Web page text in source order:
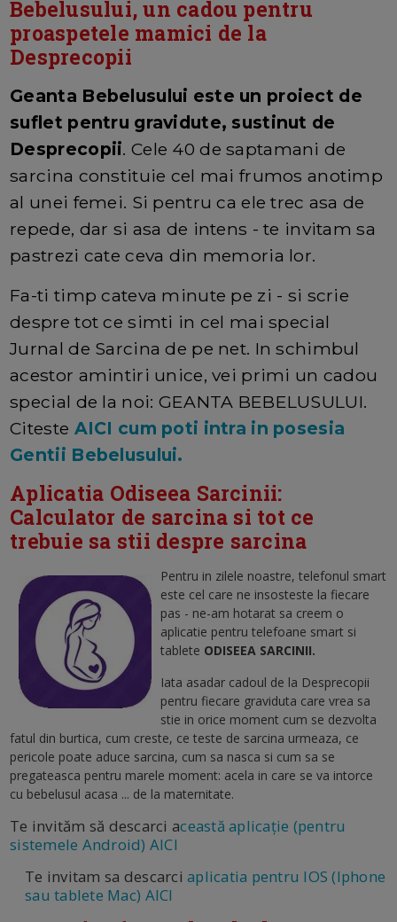
Bebelusului, un cadou pentru
proaspetele mamici de la
Desprecopii
Geanta Bebelusului este un proiect de
suflet pentru gravidute, sustinut de
Desprecopii. Cele 40 de saptamani de
sarcina constituie cel mai frumos anotimp
al unei femei. Si pentru ca ele trec asa de
repede, dar si asa de intens - te invitam sa
pastrezi cate ceva din memoria lor.
Fa-ti timp cateva minute pe zi - si scrie
despre tot ce simti in cel mai special
Jurnal de Sarcina de pe net. In schimbul
acestor amintiri unice, vei primi un cadou
special de la noi: GEANTA BEBELUSULUI.
Citeste AICI cum poti intra in posesia
Gentii Bebelusului.
Aplicatia Odiseea Sarcinii:
Calculator de sarcina si tot ce
trebuie sa stii despre sarcina
Pentru in zilele noastre, telefonul smart
este cel care ne insosteste la fiecare
pas - ne-am hotarat sa creem o
aplicatie pentru telefoane smart si
tablete ODISEEA SARCINII.
Iata asadar cadoul de la Desprecopii
pentru fiecare graviduta care vrea sa
stie in orice moment cum se dezvolta
fatul din burtica, cum creste, ce teste de sarcina urmeaza, ce
pericole poate aduce sarcina, cum sa nasca si cum sa se
pregateasca pentru marele moment: acela in care se va intorce
cu bebelusul acasa ... de la maternitate.
Te invităm să descarci această aplicație (pentru
sistemele Android) AICI
Te invitam sa descarciaplicatia pentru IOS (Iphone
sau tablete Mac) AICI